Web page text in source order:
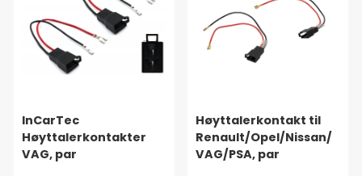
InCarTec
Høyttalerkontakter
VAG, par
Høyttalerkontakt til
Renault/Opel/Nissan/
VAG/PSA, par